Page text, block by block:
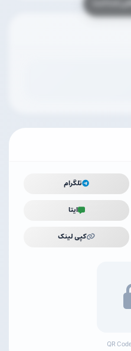
تلگرام
ایتا
کپی لینک